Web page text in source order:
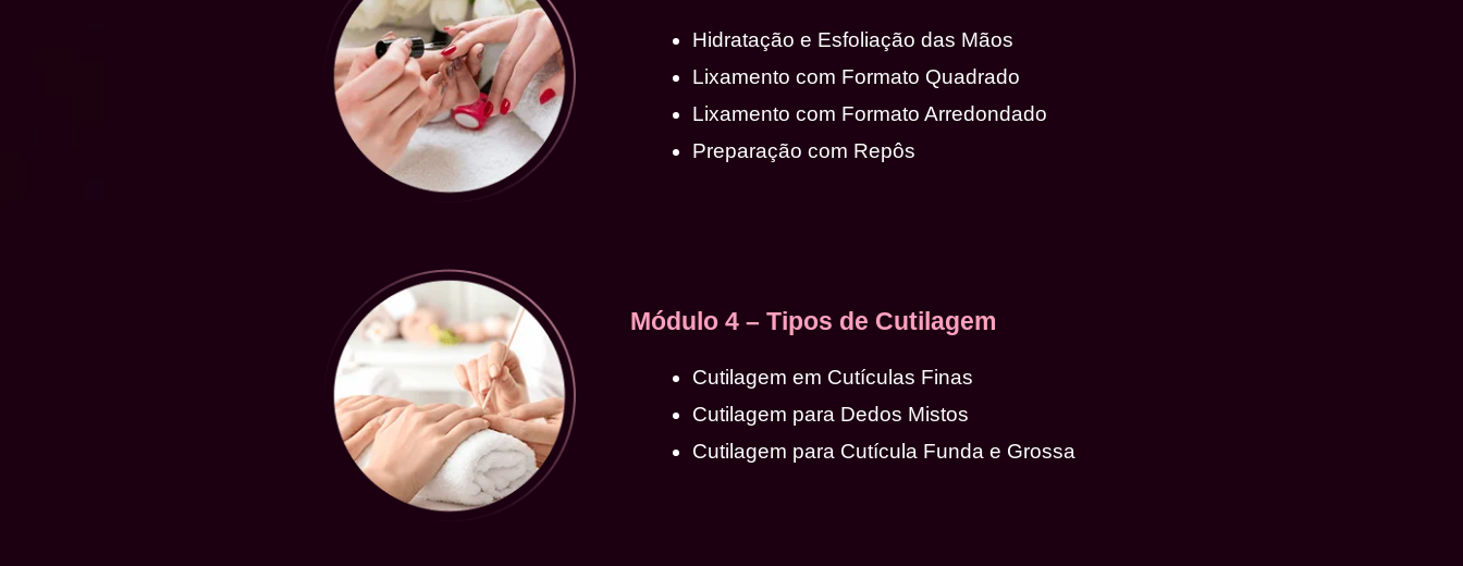
Hidratação e Esfoliação das Mãos
Lixamento com Formato Quadrado
Lixamento com Formato Arredondado
Preparação com Repôs
Módulo 4 – Tipos de Cutilagem
Cutilagem em Cutículas Finas
Cutilagem para Dedos Mistos
Cutilagem para Cutícula Funda e Grossa